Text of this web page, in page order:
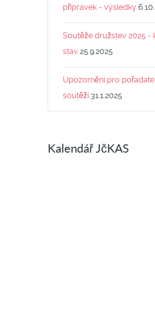
přípravek - výsledky
Soutěže družstev 2025 -
stav 25.9.2025
Upozornění pro
soutěží 31.1.2025
Kalendář JčKAS